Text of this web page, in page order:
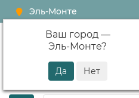
Эль-Монте
Ваш город —
Эль-Монте?